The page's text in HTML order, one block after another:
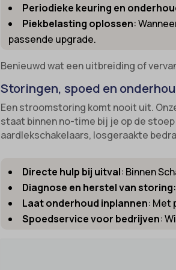
Periodieke keuring en
Piekbelasting oplossen:
passende upgrade.
Benieuwd wat een uitbreiding of
Storingen, spoed en
Een stroomstoring komt nooit uit.
staat binnen no-time bij je op de
aardlekschakelaars, losgeraakte
Directe hulp bij uitval: Binnen
Diagnose en herstel van storing
Laat onderhoud inplannen: Met
Spoedservice voor bedrijven:
wp-
cookie-*
domain
et-